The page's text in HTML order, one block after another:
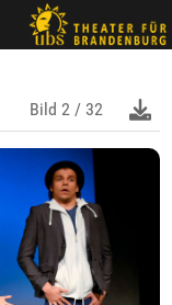
Bild 2 / 32